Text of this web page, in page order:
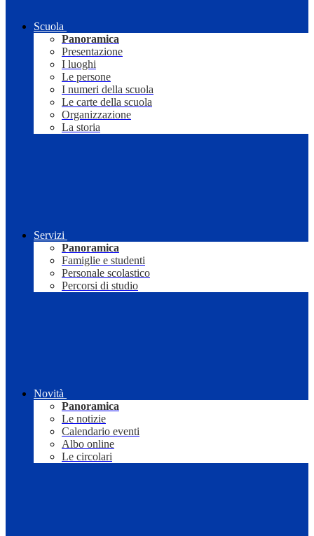
Scuola
Panoramica
Presentazione
I luoghi
Le persone
I numeri della scuola
Le carte della scuola
Organizzazione
La storia
Servizi
Panoramica
Famiglie e studenti
Personale scolastico
Percorsi di studio
Novità
Panoramica
Le notizie
Calendario eventi
Albo online
Le circolari